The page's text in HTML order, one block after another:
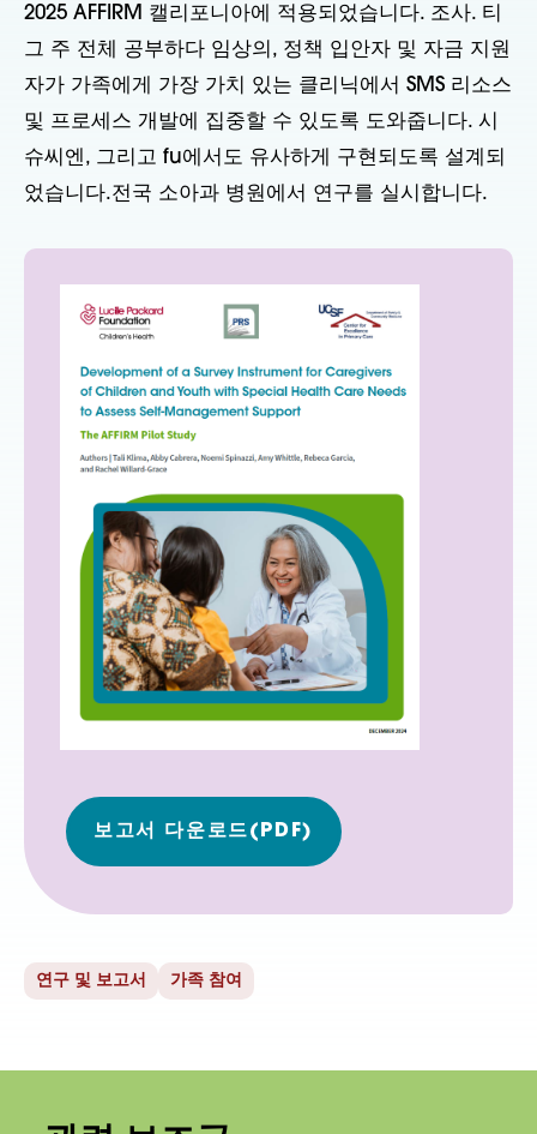
2025 AFFIRM 캘리포니아에 적용되었습니다. 조사. 티
그 주 전체 공부하다 임상의, 정책 입안자 및 자금 지원
자가 가족에게 가장 가치 있는 클리닉에서 SMS 리소스
및 프로세스 개발에 집중할 수 있도록 도와줍니다. 시
슈씨엔, 그리고 fu에서도 유사하게 구현되도록 설계되
었습니다.전국 소아과 병원에서 연구를 실시합니다.
보고서 다운로드(PDF)
연구 및 보고서 가족 참여